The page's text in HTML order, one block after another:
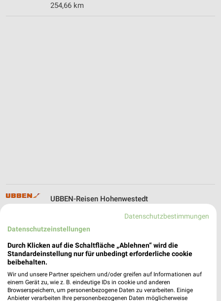
254,66 km
UBBEN-Reisen Hohenwestedt
303,73 km
Cuxliner Cuxhaven
Neue Industriestr. 14
Datenschutzbestimmungen
Datenschutzeinstellungen
Durch Klicken auf die Schaltfläche „Ablehnen“ wird die
Standardeinstellung nur für unbedingt erforderliche cookie
beibehalten.
Wir und unsere Partner speichern und/oder greifen auf Informationen auf
einem Gerät zu, wie z. B. eindeutige IDs in cookie und anderen
Browserspeichern, um personenbezogene Daten zu verarbeiten. Einige
Anbieter verarbeiten Ihre personenbezogenen Daten möglicherweise